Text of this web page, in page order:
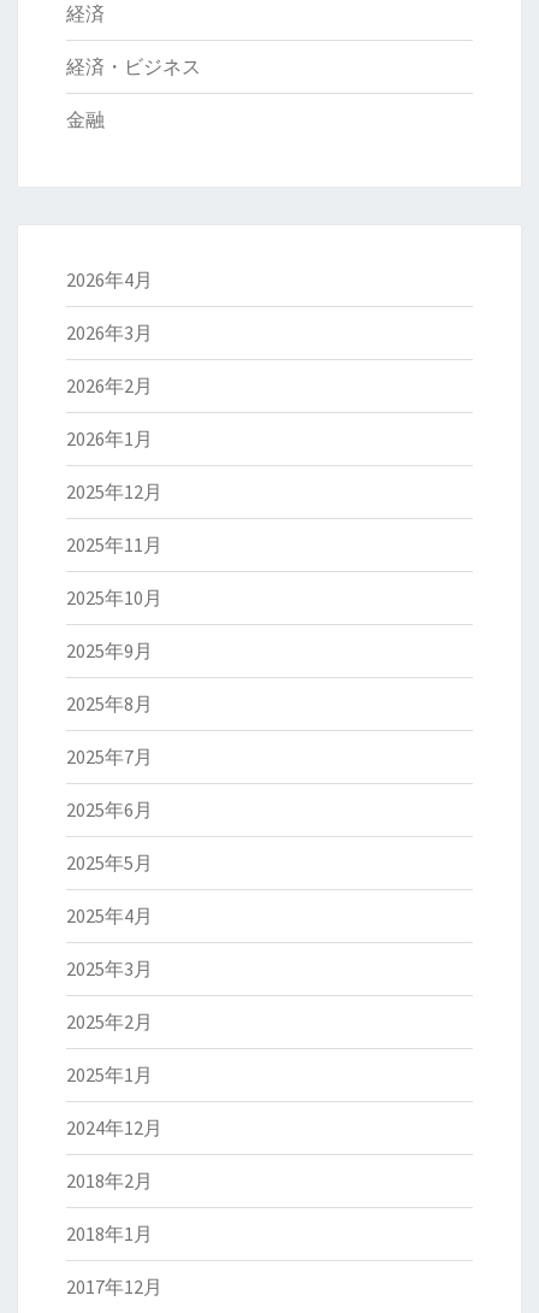
経済
経済・ビジネス
金融
2026年4月
2026年3月
2026年2月
2026年1月
2025年12月
2025年11月
2025年10月
2025年9月
2025年8月
2025年7月
2025年6月
2025年5月
2025年4月
2025年3月
2025年2月
2025年1月
2024年12月
2018年2月
2018年1月
2017年12月